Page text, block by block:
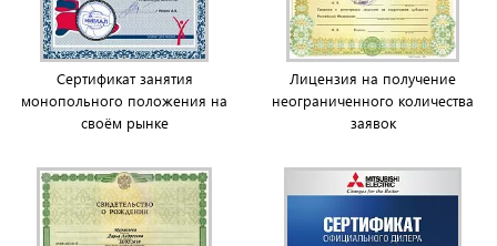
Сертификат занятия
своём рынке
Лицензия на получение
заявок